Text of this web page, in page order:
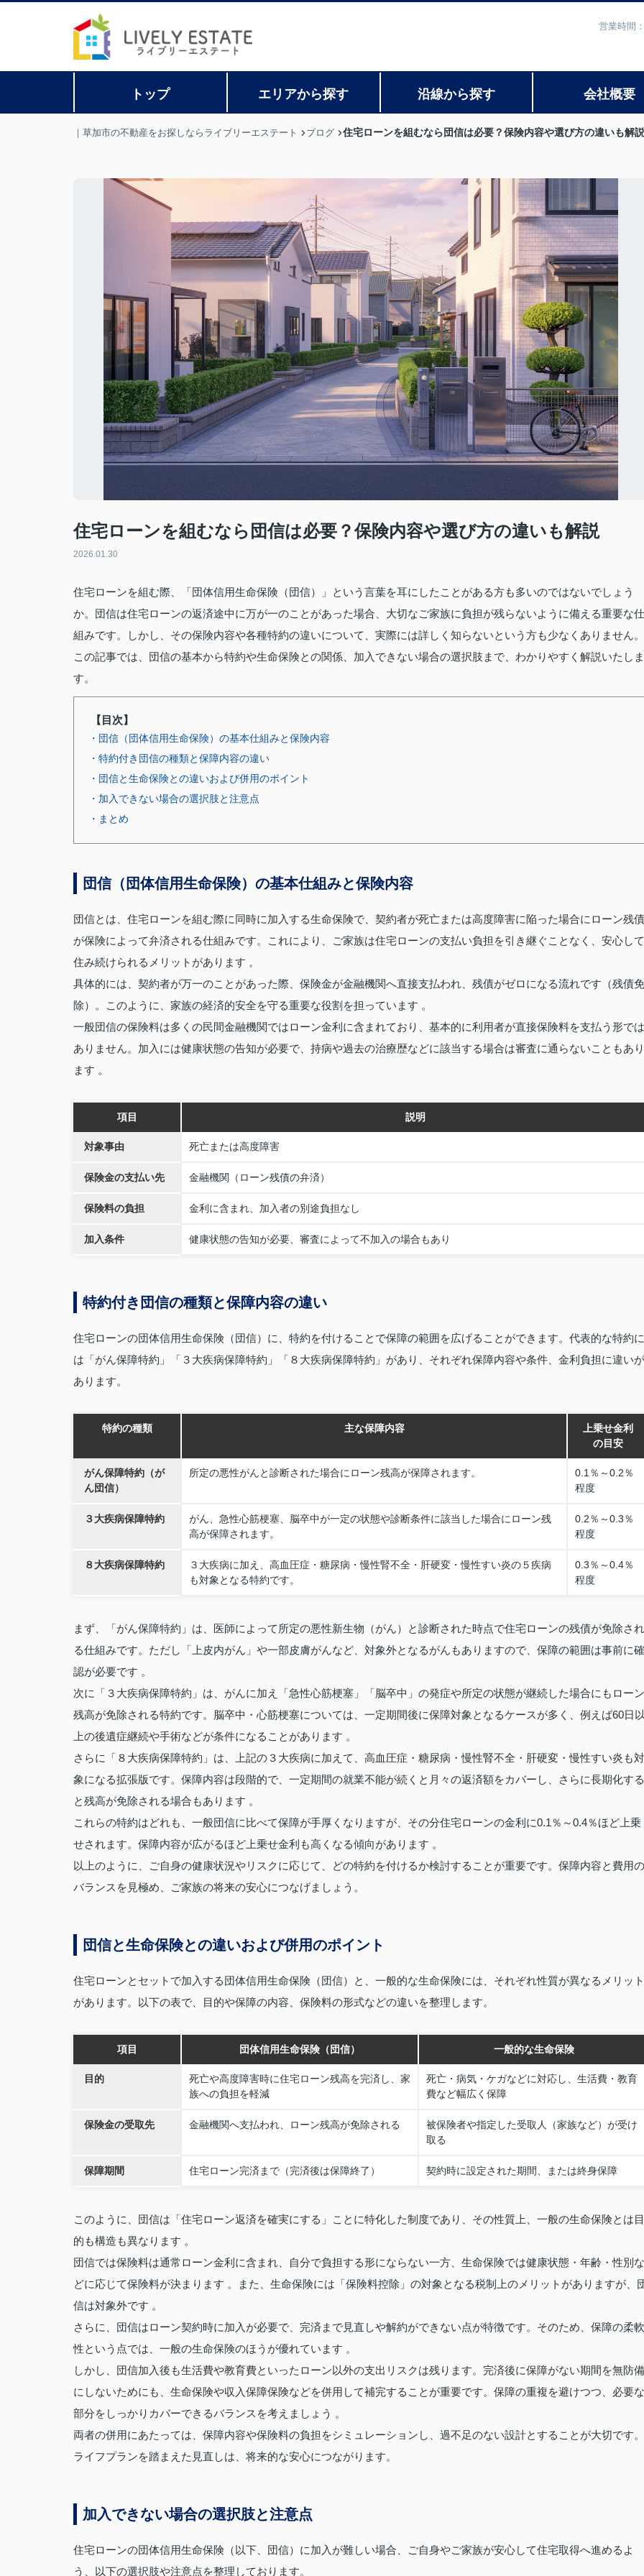
営業時間
トップ エリアから探す 沿線から探す 会社概要
｜草加市の不動産をお探しならライブリーエステート ブログ 住宅ローンを組むなら団信は必要？保険内容や選び方の違いも解説
住宅ローンを組むなら団信は必要？保険内容や選び方の違いも解説
2026.01.30
住宅ローンを組む際、「団体信用生命保険（団信）」という言葉を耳にしたことがある方も多いのではないでしょう
か。団信は住宅ローンの返済途中に万が一のことがあった場合、大切なご家族に負担が残らないように備える重要な仕
組みです。しかし、その保険内容や各種特約の違いについて、実際には詳しく知らないという方も少なくありません。
この記事では、団信の基本から特約や生命保険との関係、加入できない場合の選択肢まで、わかりやすく解説いたしま
す。
【目次】
・団信（団体信用生命保険）の基本仕組みと保険内容
・特約付き団信の種類と保障内容の違い
・団信と生命保険との違いおよび併用のポイント
・加入できない場合の選択肢と注意点
・まとめ
団信（団体信用生命保険）の基本仕組みと保険内容
団信とは、住宅ローンを組む際に同時に加入する生命保険で、契約者が死亡または高度障害に陥った場合にローン残債
が保険によって弁済される仕組みです。これにより、ご家族は住宅ローンの支払い負担を引き継ぐことなく、安心して
住み続けられるメリットがあります 。
具体的には、契約者が万一のことがあった際、保険金が金融機関へ直接支払われ、残債がゼロになる流れです（残債免
除）。このように、家族の経済的安全を守る重要な役割を担っています 。
一般団信の保険料は多くの民間金融機関ではローン金利に含まれており、基本的に利用者が直接保険料を支払う形では
ありません。加入には健康状態の告知が必要で、持病や過去の治療歴などに該当する場合は審査に通らないこともあり
ます 。
項目 説明
対象事由 死亡または高度障害
保険金の支払い先 金融機関（ローン残債の弁済）
保険料の負担 金利に含まれ、加入者の別途負担なし
加入条件 健康状態の告知が必要、審査によって不加入の場合もあり
特約付き団信の種類と保障内容の違い
住宅ローンの団体信用生命保険（団信）に、特約を付けることで保障の範囲を広げることができます。代表的な特約に
は「がん保障特約」「３大疾病保障特約」「８大疾病保障特約」があり、それぞれ保障内容や条件、金利負担に違いが
あります。
特約の種類 主な保障内容
上乗せ金利
の目安
がん保障特約（が
ん団信）
所定の悪性がんと診断された場合にローン残高が保障されます。
0.1％～0.2％
程度
３大疾病保障特約
がん、急性心筋梗塞、脳卒中が一定の状態や診断条件に該当した場合にローン残
高が保障されます。
0.2％～0.3％
程度
８大疾病保障特約
３大疾病に加え、高血圧症・糖尿病・慢性腎不全・肝硬変・慢性すい炎の５疾病
も対象となる特約です。
0.3％～0.4％
程度
まず、「がん保障特約」は、医師によって所定の悪性新生物（がん）と診断された時点で住宅ローンの残債が免除され
る仕組みです。ただし「上皮内がん」や一部皮膚がんなど、対象外となるがんもありますので、保障の範囲は事前に確
認が必要です 。
次に「３大疾病保障特約」は、がんに加え「急性心筋梗塞」「脳卒中」の発症や所定の状態が継続した場合にもローン
残高が免除される特約です。脳卒中・心筋梗塞については、一定期間後に保障対象となるケースが多く、例えば60日
上の後遺症継続や手術などが条件になることがあります 。
さらに「８大疾病保障特約」は、上記の３大疾病に加えて、高血圧症・糖尿病・慢性腎不全・肝硬変・慢性すい炎も対
象になる拡張版です。保障内容は段階的で、一定期間の就業不能が続くと月々の返済額をカバーし、さらに長期化する
と残高が免除される場合もあります 。
これらの特約はどれも、一般団信に比べて保障が手厚くなりますが、その分住宅ローンの金利に0.1％～0.4％ほど上乗
せされます。保障内容が広がるほど上乗せ金利も高くなる傾向があります 。
以上のように、ご自身の健康状況やリスクに応じて、どの特約を付けるか検討することが重要です。保障内容と費用の
バランスを見極め、ご家族の将来の安心につなげましょう。
団信と生命保険との違いおよび併用のポイント
住宅ローンとセットで加入する団体信用生命保険（団信）と、一般的な生命保険には、それぞれ性質が異なるメリット
があります。以下の表で、目的や保障の内容、保険料の形式などの違いを整理します。
項目 団体信用生命保険（団信） 一般的な生命保険
目的
死亡や高度障害時に住宅ローン残高を完済し、家
族への負担を軽減
死亡・病気・ケガなどに対応し、生活費・教育
費など幅広く保障
保険金の受取先 金融機関へ支払われ、ローン残高が免除される
被保険者や指定した受取人（家族など）が受け
取る
保障期間 住宅ローン完済まで（完済後は保障終了） 契約時に設定された期間、または終身保障
このように、団信は「住宅ローン返済を確実にする」ことに特化した制度であり、その性質上、一般の生命保険とは目
的も構造も異なります 。
団信では保険料は通常ローン金利に含まれ、自分で負担する形にならない一方、生命保険では健康状態・年齢・性別な
どに応じて保険料が決まります 。また、生命保険には「保険料控除」の対象となる税制上のメリットがありますが、
信は対象外です 。
さらに、団信はローン契約時に加入が必要で、完済まで見直しや解約ができない点が特徴です。そのため、保障の柔軟
性という点では、一般の生命保険のほうが優れています 。
しかし、団信加入後も生活費や教育費といったローン以外の支出リスクは残ります。完済後に保障がない期間を無防備
にしないためにも、生命保険や収入保障保険などを併用して補完することが重要です。保障の重複を避けつつ、必要な
部分をしっかりカバーできるバランスを考えましょう 。
両者の併用にあたっては、保障内容や保険料の負担をシミュレーションし、過不足のない設計とすることが大切です。
ライフプランを踏まえた見直しは、将来的な安心につながります。
加入できない場合の選択肢と注意点
住宅ローンの団体信用生命保険（以下、団信）に加入が難しい場合、ご自身やご家族が安心して住宅取得へ進めるよ
う、以下の選択肢や注意点を整理しております。